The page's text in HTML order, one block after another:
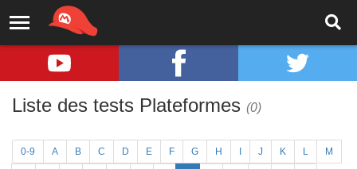
Liste des tests Plateformes (0)
0-9 A B C D E F G H J K L M